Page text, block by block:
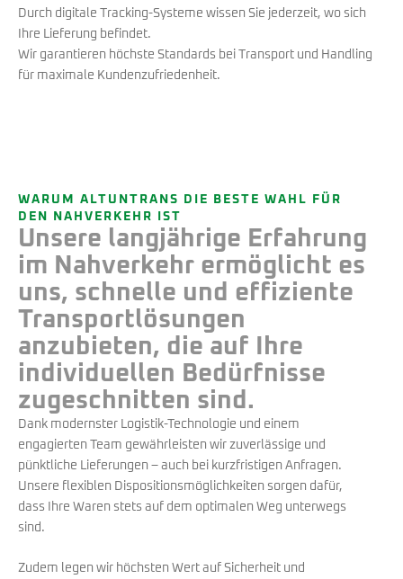
Durch digitale Tracking-Systeme wissen Sie jederzeit, wo sich
Ihre Lieferung befindet.
Wir garantieren höchste Standards bei Transport und Handling
für maximale Kundenzufriedenheit.
WARUM ALTUNTRANS DIE BESTE WAHL FÜR
DEN NAHVERKEHR IST
Unsere langjährige Erfahrung
im Nahverkehr ermöglicht es
uns, schnelle und effiziente
Transportlösungen
anzubieten, die auf Ihre
individuellen Bedürfnisse
zugeschnitten sind.
Dank modernster Logistik-Technologie und einem
engagierten Team gewährleisten wir zuverlässige und
pünktliche Lieferungen – auch bei kurzfristigen Anfragen.
Unsere flexiblen Dispositionsmöglichkeiten sorgen dafür,
dass Ihre Waren stets auf dem optimalen Weg unterwegs
sind.
Zudem legen wir höchsten Wert auf Sicherheit und